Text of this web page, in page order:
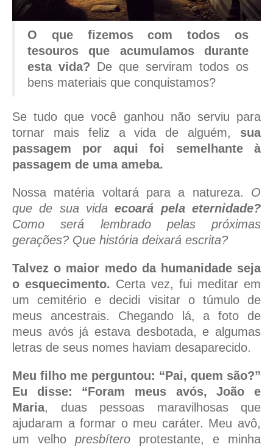
O que fizemos com todos os
tesouros que acumulamos durante
esta vida? De que serviram todos os
bens materiais que conquistamos?
Se tudo que você ganhou não serviu para
tornar mais feliz a vida de alguém, sua
passagem por aqui foi semelhante à
passagem de uma ameba.
Nossa matéria voltará para a natureza. O
que de sua vidaecoará pela eternidade?
Como será lembrado pelas próximas
gerações? Que história deixará escrita?
Talvez o maior medo da humanidade seja
o esquecimento. Certa vez, fui meditar em
um cemitério e decidi visitar o túmulo de
meus ancestrais. Chegando lá, a foto de
meus avós já estava desbotada, e algumas
letras de seus nomes haviam desaparecido.
Meu filho me perguntou: “Pai, quem são?”
Eu disse: “Foram meus avós, João e
Maria, duas pessoas maravilhosas que
ajudaram a formar o meu caráter. Meu avô,
um velho presbítero protestante, e minha